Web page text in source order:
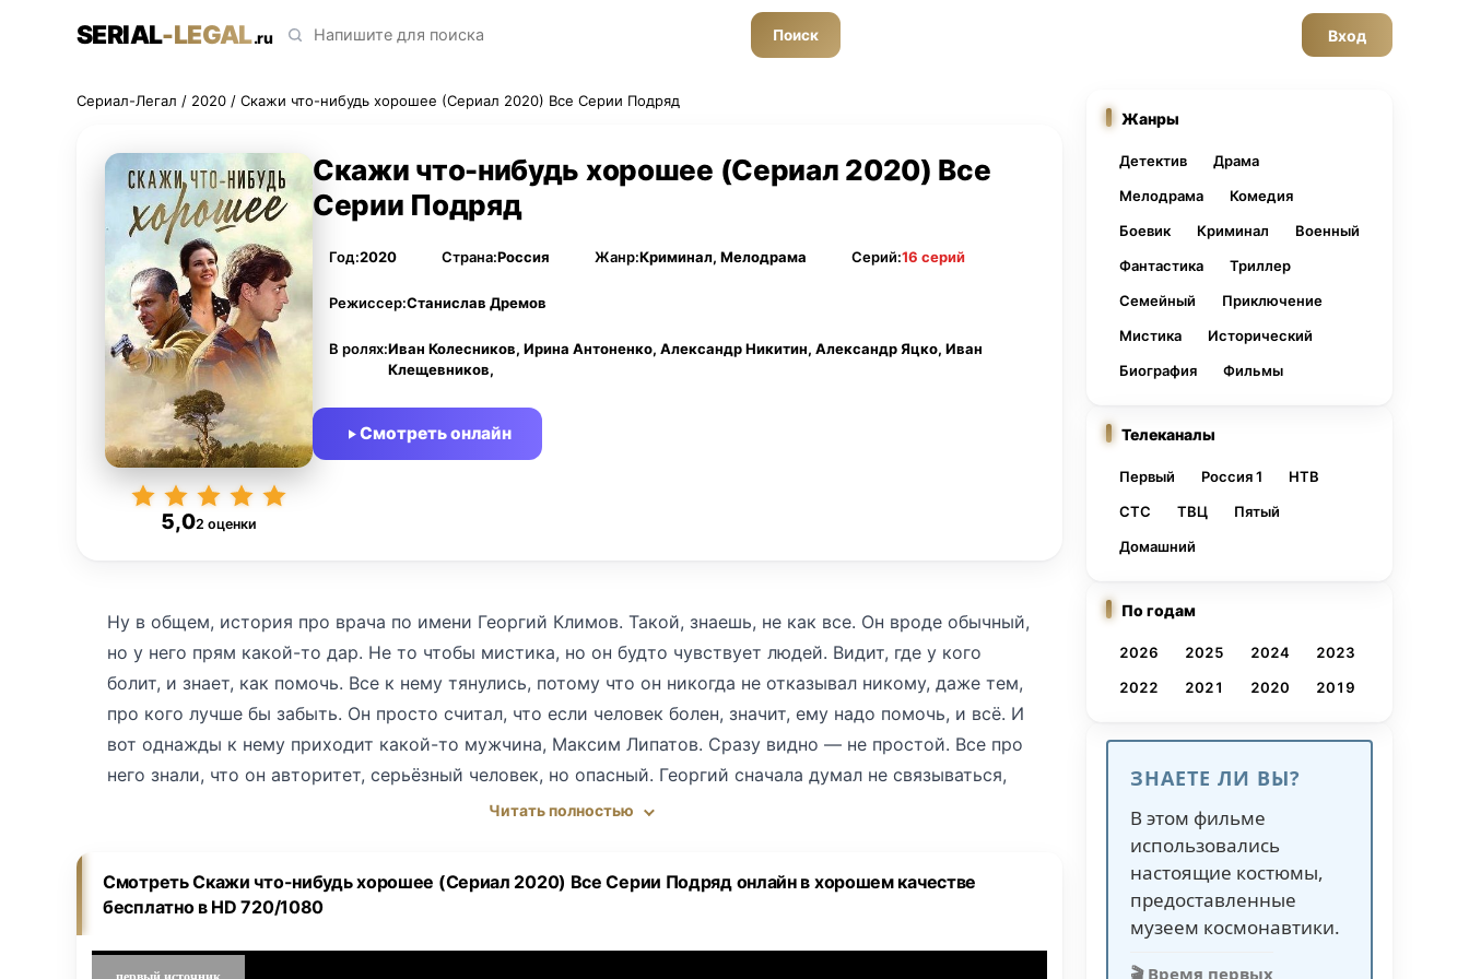
SERIAL-LEGAL.ru Поиск Вход
Сериал-Легал / 2020 / Скажи что-нибудь хорошее (Сериал 2020) Все Серии Подряд
5,02 оценки
Скажи что-нибудь хорошее (Сериал 2020) Все
Серии Подряд
Год:2020 Страна:Россия Жанр:Криминал, Мелодрама Серий:16 серий
Режиссер:Станислав Дремов
В ролях:Иван Колесников, Ирина Антоненко, Александр Никитин, Александр Яцко, Иван
Клещевников,
Смотреть онлайн
Ну в общем, история про врача по имени Георгий Климов. Такой, знаешь, не как все. Он вроде обычный,
но у него прям какой-то дар. Не то чтобы мистика, но он будто чувствует людей. Видит, где у кого
болит, и знает, как помочь. Все к нему тянулись, потому что он никогда не отказывал никому, даже тем,
про кого лучше бы забыть. Он просто считал, что если человек болен, значит, ему надо помочь, и всё. И
вот однажды к нему приходит какой-то мужчина, Максим Липатов. Сразу видно — не простой. Все про
него знали, что он авторитет, серьёзный человек, но опасный. Георгий сначала думал не связываться,
потом пожалел. Ну врач ведь, не может смотреть, как человек страдает. Полечил, вроде бы и всё, а
никому плохо не будет. А потом в жизни Климова появилась женщина, певица Евгения. Красивая,
стало на место, спокойная жизнь, дом, семья, работа. Но спокойствие недолго длилось. Липатов,
Читать полностью
Смотреть Скажи что-нибудь хорошее (Сериал 2020) Все Серии Подряд онлайн в хорошем качестве
бесплатно в HD 720/1080
Жанры
Детектив
Драма
Мелодрама
Комедия
Боевик
Криминал
Военный
Фантастика
Триллер
Семейный
Приключение
Мистика
Исторический
Биография
Фильмы
Телеканалы
Первый Россия 1
НТВ
СТС
ТВЦ
Пятый
Домашний
По годам
2026 2025 2024
2023
2022
2021 2020 2019
ЗНАЕТЕ ЛИ ВЫ?
В этом фильме
использовались
настоящие костюмы,
предоставленные
музеем космонавтики.
🎬 Время первых